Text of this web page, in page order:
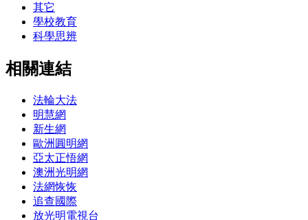
其它
學校教育
科學思辨
相關連結
法輪大法
明慧網
新生網
歐洲圓明網
亞太正悟網
澳洲光明網
法網恢恢
追查國際
放光明電視台